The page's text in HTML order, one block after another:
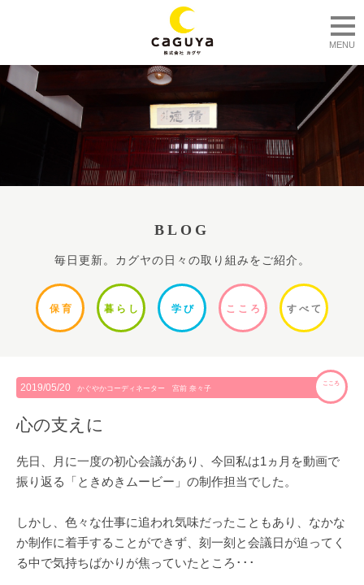
MENU
BLOG
毎日更新。カグヤの日々の取り組みをご紹介。
保 育 暮ら し 学 び ここ ろ すべて
2019/05/20 かぐやかコーディネーター 宮前 奈々子
こころ
心の支えに
先日、月に一度の初心会議があり、今回私は1ヵ月を動画で
振り返る「ときめきムービー」の制作担当でした。
しかし、色々な仕事に追われ気味だったこともあり、なかな
か制作に着手することができず、刻一刻と会議日が迫ってく
る中で気持ちばかりが焦っていたところ･･･